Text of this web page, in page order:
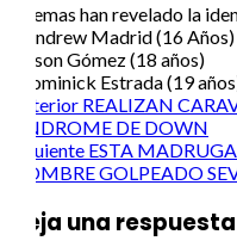
Ademas han revelado la
– Andrew Madrid (16 Años)
-Jason Gómez (18 años)
-Dominick Estrada (19
Post
navigation
Anterior REALIZAN
SINDROME DE DOWN
Siguiente ESTA
HOMBRE GOLPEADO
Deja una respuesta